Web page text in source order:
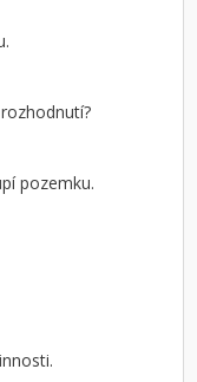
pozemku.